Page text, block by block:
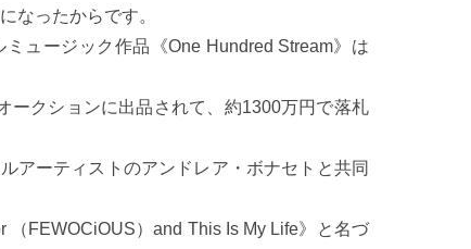
なったからです。
ュージック作品《One Hundred Stream》は
ークションに出品されて、約1300万円で落札
アーティストのアンドレア・ボナセトと共同
FEWOCiOUS）and This Is My Life》と名づ